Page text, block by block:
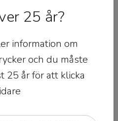
trivs som bäst med
slaget.
25 år?
information om
och du måste
25 år för att klicka